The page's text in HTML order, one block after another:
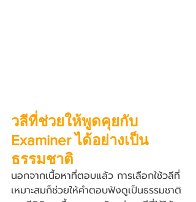
วลีที่ช่วยให้พูดคุยกับ
Examiner ได้อย่างเป็น
ธรรมชาติ
นอกจากเนื้อหาที่ตอบแล้ว การเลือกใช้วลีที่
เหมาะสมก็ช่วยให้คำตอบฟังดูเป็นธรรมชาติ